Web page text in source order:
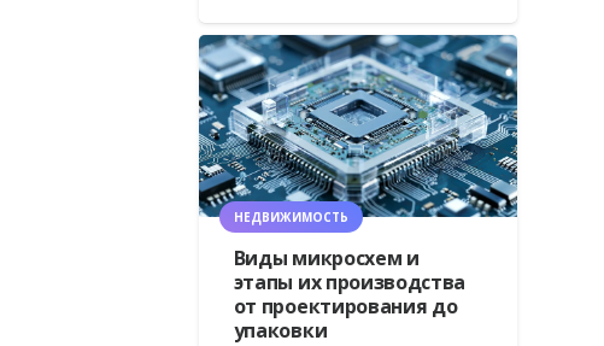
НЕДВИЖИМОСТЬ
Виды микросхем и
этапы их производства
от проектирования до
упаковки